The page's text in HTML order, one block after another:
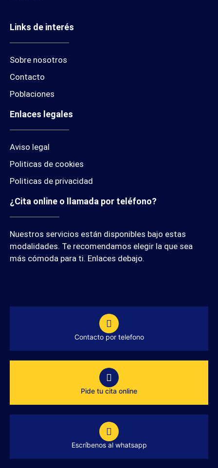
Links de interés
Sobre nosotros
Contacto
Poblaciones
Enlaces legales
Aviso legal
Politicas de cookies
Politicas de privacidad
¿Cita online o llamada por teléfono?
Nuestros servicios están disponibles bajo estas
modalidades. Te recomendamos elegir la que sea
más cómoda para ti. Enlaces debajo.
Contacto por telefono
Pide tu cita online
Escríbenos al whatsapp